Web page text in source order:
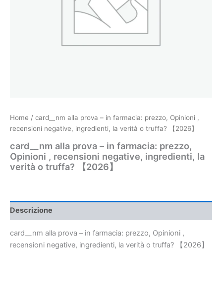
Home / card__nm alla prova – in farmacia: prezzo, Opinioni ,
recensioni negative, ingredienti, la verità o truffa? 【2026】
card__nm alla prova – in farmacia: prezzo,
Opinioni , recensioni negative, ingredienti, la
verità o truffa? 【2026】
Descrizione
card__nm alla prova – in farmacia: prezzo, Opinioni ,
recensioni negative, ingredienti, la verità o truffa? 【2026】